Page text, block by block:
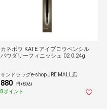
カネボウ KATE アイブロウペンシル
パウダリーフィニッシュ 02 0.24g
サンドラッグe-shop JRE MALL店
880 円 (税込)
8ポイント